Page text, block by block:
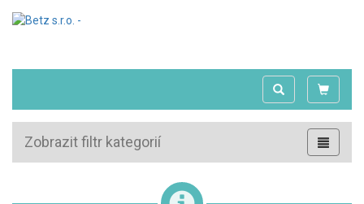
Zobrazit filtr kategorií